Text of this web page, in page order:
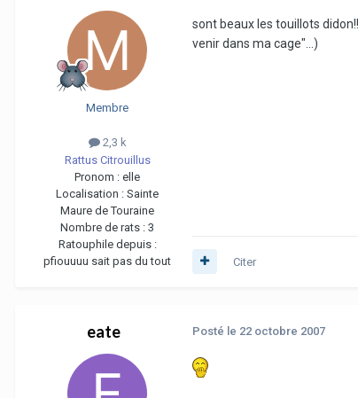
Membre
2,3 k
Rattus Citrouillus
Pronom : elle
Localisation : Sainte
Maure de Touraine
Nombre de rats : 3
Ratouphile depuis :
pfiouuuu sait pas du tout
sont beaux les touillots
venir dans ma cage"...)
Citer
eate Posté le 22 octobre 2007